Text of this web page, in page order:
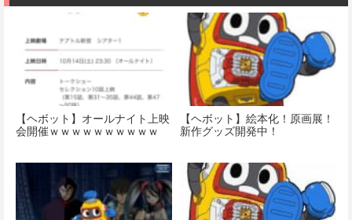
価格：¥17,800
価格：¥51,481
【ヘボット】オールナイト上映
会開催ｗｗｗｗｗｗｗｗｗｗ
【ヘボット】絵本化！原画展！
新作グッズ開発中！